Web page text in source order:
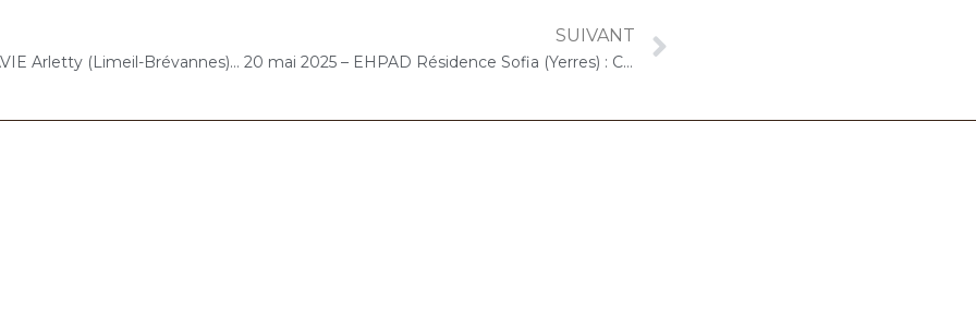
12 mai 2025 – ARPAVIE Arletty (Limeil-Brévannes) : Concert « Choco-Cello Solo »
SUIVANT
20 mai 2025 – EHPAD Résidence Sofia (Yerres) : Concert « Choco-Cello Solo »